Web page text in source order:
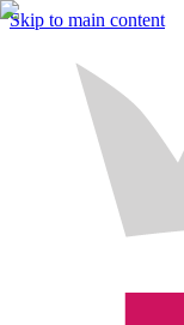
Skip to main content